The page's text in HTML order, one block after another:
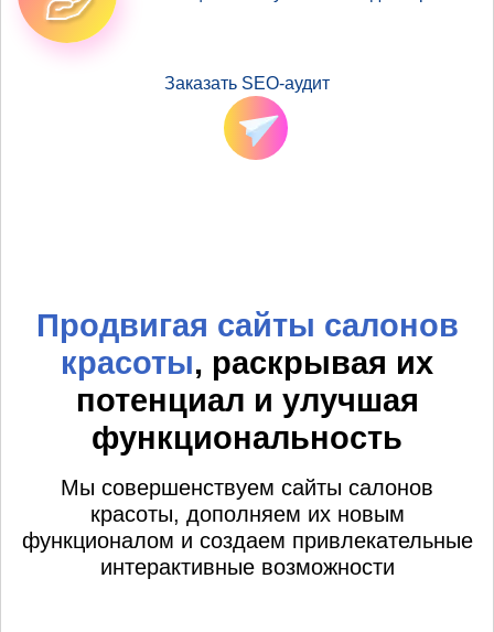
Заказать SEO-аудит
Продвигая сайты салонов
красоты, раскрывая их
потенциал и улучшая
функциональность
Мы совершенствуем сайты салонов
красоты, дополняем их новым
функционалом и создаем привлекательные
интерактивные возможности